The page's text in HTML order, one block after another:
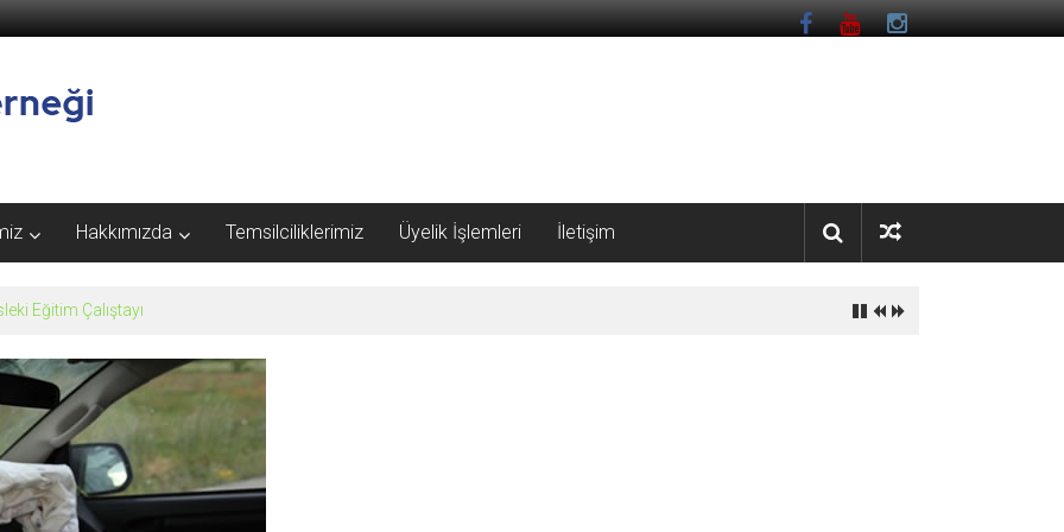
Hakkımızda Temsilciliklerimiz Üyelik İşlemleri İletişim